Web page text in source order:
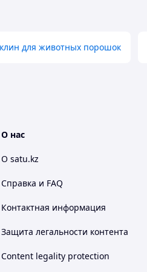
Ивомек и
который
внутримышечно.
для животных порошок
О нас
О satu.kz
Справка и FAQ
Контактная информация
Защита легальности контента
Content legality protection